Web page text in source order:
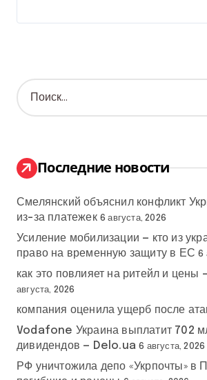
Н
а
:
Последние новости
Смелянский объяснил конфликт
из-за платежек 6 августа, 2026
Усиление мобилизации — кто из
право на временную защиту в ЕС 6
как это повлияет на ритейл и цены
августа, 2026
компания оценила ущерб после
Vodafone Украина выплатит 702
дивидендов — Delo.ua 6 августа, 2026
РФ уничтожила депо «Укрпочты» в